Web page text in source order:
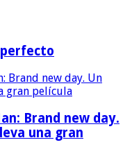
perfecto
Brand new day.
una gran